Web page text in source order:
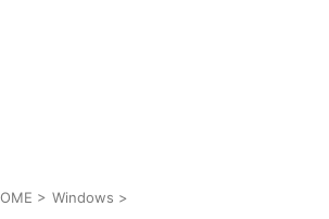
> Windows >